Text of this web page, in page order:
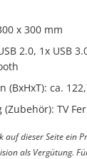
x 300 mm
2.0, 1x USB
(BxHxT): ca.
(Zubehör): TV
auf dieser Seite ein
als Vergütung.